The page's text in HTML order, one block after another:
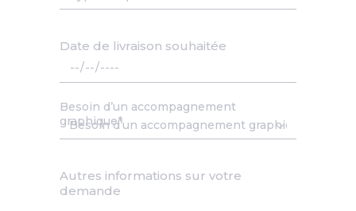
Date de livraison souhaitée
Date
Besoin d’un accompagnement
graphique
Autres informations sur votre
demande